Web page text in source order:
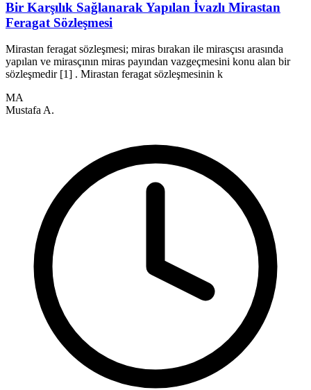
Bir Karşılık Sağlanarak Yapılan İvazlı Mirastan
Feragat Sözleşmesi
Mirastan feragat sözleşmesi; miras bırakan ile mirasçısı arasında
yapılan ve mirasçının miras payından vazgeçmesini konu alan bir
sözleşmedir [1] . Mirastan feragat sözleşmesinin k
MA
Mustafa A.